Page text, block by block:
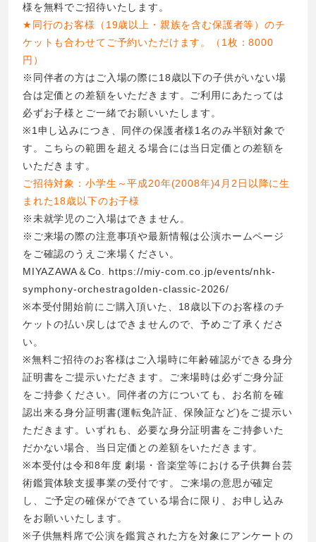
様を無料でご招待いたします。
★同行のお客様（19歳以上・親族を含む保護者等）のチ
ケットも合わせてご予約いただけます。（1枚：8000
円）
※同伴者の方はご入場の際に18歳以下の子供がいない場
合は定価との差額をいただきます。ご利用にあたっては
必ずお子様とご一緒でお願いいたします。
※1申し込みにつき、同伴の保護者様1名のみ半額対象で
す。こちらの範囲を超える場合には当日定価との差額を
いただきます。
ご招待対象：小学生～平成20年(2008年)4月2日以降に生
まれた18歳以下のお子様
※未就学児のご入場はできません。
※ご来場の際の注意事項や最新情報は公演ホームページ
をご確認のうえご来場ください。
MIYAZAWA＆Co. https://miy-com.co.jp/events/nhk-
symphony-orchestragolden-classic-2026/
※本受付開始前にご購入頂いた、18歳以下のお客様のチ
ケットの払い戻しはできませんので、予めご了承くださ
い。
※無料ご招待のお客様はご入場時に年齢確認ができる身分
証明書をご提示いただきます。ご来場時は必ずご身分証
をご持参ください。同伴者の方についても、お名前を確
認出来る身分証明書(運転免許証、保険証など)をご提示い
ただきます。いずれも、必要な身分証明書をご持参いた
だかない場合、当日定価との差額をいただきます。
※本受付は令和8年度 劇場・音楽堂等における子供舞台芸
術鑑賞体験支援事業の受付です。ご来場の意思が確定
し、ご予定の確保ができている場合に限り、お申し込み
をお願いいたします。
※子供無料席で公演を鑑賞された方を対象にアンケートの